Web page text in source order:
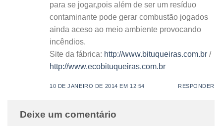
para se jogar,pois além de ser um resíduo
contaminante pode gerar combustão jogados
ainda aceso ao meio ambiente provocando
incêndios.
Site da fábrica: http://www.bituqueiras.com.br /
http://www.ecobituqueiras.com.br
10 DE JANEIRO DE 2014 EM 12:54 RESPONDER
Deixe um comentário